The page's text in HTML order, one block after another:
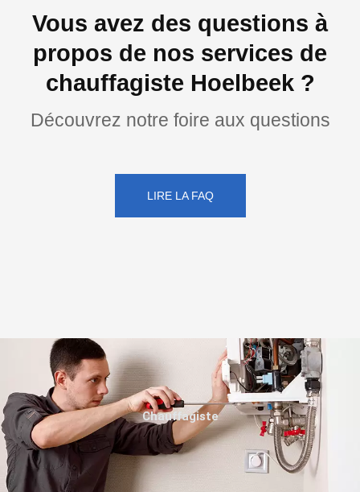
Vous avez des questions à
propos de nos services de
chauffagiste Hoelbeek ?
Découvrez notre foire aux questions
LIRE LA FAQ
Chauffagiste